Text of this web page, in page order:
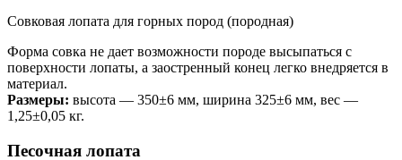
Совковая лопата для горных пород (породная)
Форма совка не дает возможности породе высыпаться с
поверхности лопаты, а заостренный конец легко внедряется в
материал.
Размеры: высота — 350±6 мм, ширина 325±6 мм, вес —
1,25±0,05 кг.
Песочная лопата